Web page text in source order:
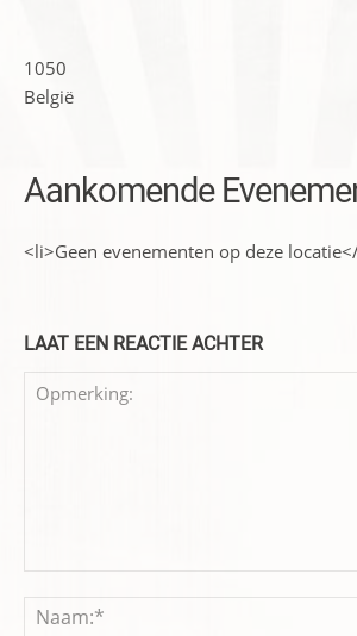
1050
België
Aankomende
<li>Geen evenementen op deze
LAAT EEN REACTIE ACHTER